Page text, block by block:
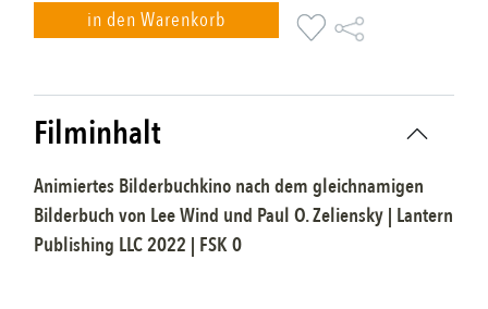
in den Warenkorb
Filminhalt
Animiertes Bilderbuchkino nach dem gleichnamigen
Bilderbuch von Lee Wind und Paul O. Zeliensky | Lantern
Publishing LLC2022 | FSK0